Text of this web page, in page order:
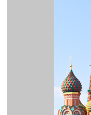
> Optez pour
> Seuls
> Vous arrêtez